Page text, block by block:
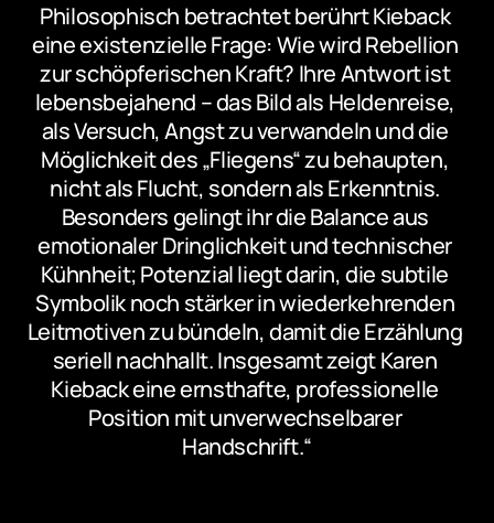
Philosophisch betrachtet berührt Kieback
eine existenzielle Frage: Wie wird Rebellion
zur schöpferischen Kraft? Ihre Antwort ist
lebensbejahend – das Bild als Heldenreise,
als Versuch, Angst zu verwandeln und die
Möglichkeit des „Fliegens“ zu behaupten,
nicht als Flucht, sondern als Erkenntnis.
Besonders gelingt ihr die Balance aus
emotionaler Dringlichkeit und technischer
Kühnheit; Potenzial liegt darin, die subtile
Symbolik noch stärker in wiederkehrenden
Leitmotiven zu bündeln, damit die Erzählung
seriell nachhallt. Insgesamt zeigt Karen
Kieback eine ernsthafte, professionelle
Position mit unverwechselbarer
Handschrift.“